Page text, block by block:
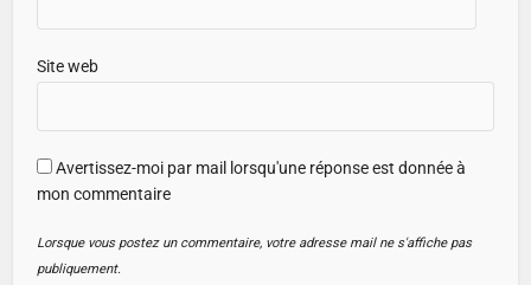
Site web
Avertissez-moi par mail lorsqu'une réponse est donnée à
mon commentaire
Lorsque vous postez un commentaire, votre adresse mail ne s'affiche pas
publiquement.